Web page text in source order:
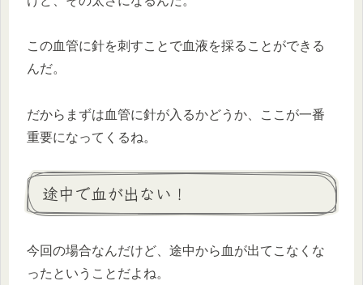
この血管に針を刺すことで血液を採ることができる
んだ。
だからまずは血管に針が入るかどうか、ここが一番
重要になってくるね。
途中で血が出ない！
今回の場合なんだけど、途中から血が出てこなくな
ったということだよね。